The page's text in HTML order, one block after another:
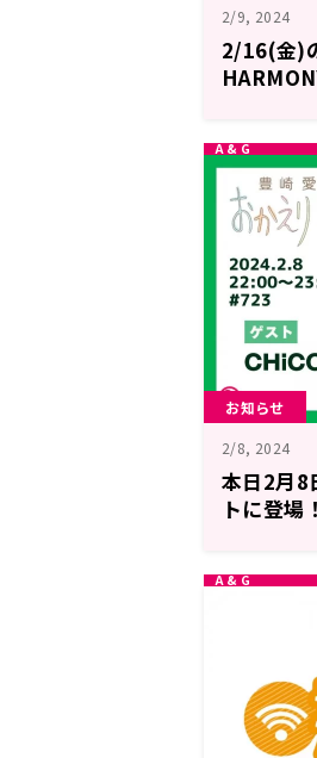
2/9, 2024
2/16(金)
お知らせ
2/8, 2024
本日2月8
トに登場